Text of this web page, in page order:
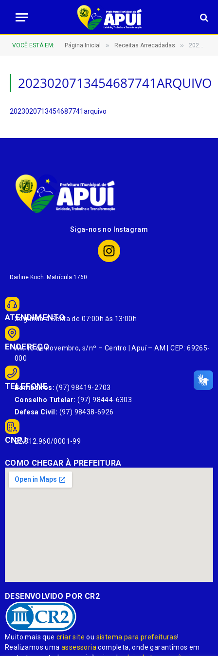
VOCÊ ESTÁ EM: Página Inicial » Receitas Arrecadadas » 2023020713454687741arquivo
2023020713454687741ARQUIVO
2023020713454687741arquivo
Siga-nos no Instagram
Darline Koch. Matrícula 1760
ATENDIMENTO
Segunda à Sexta de 07:00h às 13:00h
ENDEREÇO
Av. 13 de novembro, s/nº – Centro | Apuí – AM | CEP: 69265-
000
TELEFONE
Bombeiros: (97) 98419-2703
Conselho Tutelar: (97) 98444-6303
Defesa Civil: (97) 98438-6926
CNPJ:
22.812.960/0001-99
COMO CHEGAR À PREFEITURA
DESENVOLVIDO POR CR2
Muito mais quecriar site ou sistema para prefeituras!
Realizamos umaassessoria completa, onde garantimos em